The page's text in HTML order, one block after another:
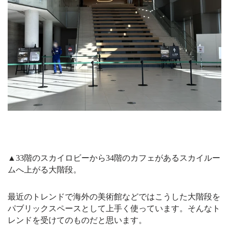
▲33階のスカイロビーから34階のカフェがあるスカイルー
ムへ上がる大階段。
最近のトレンドで海外の美術館などではこうした大階段を
パブリックスペースとして上手く使っています。そんなト
レンドを受けてのものだと思います。